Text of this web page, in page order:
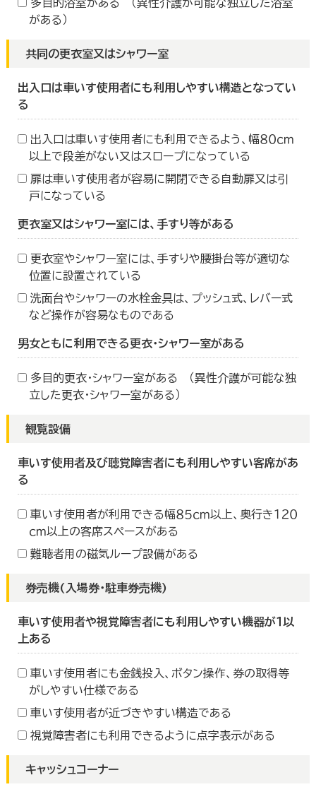
多目的浴室がある （異性介護が可能な独立した浴室
がある）
共同の更衣室又はシャワー室
出入口は車いす使用者にも利用しやすい構造となってい
る
出入口は車いす使用者にも利用できるよう、幅８０ｃｍ
以上で段差がない又はスロープになっている
扉は車いす使用者が容易に開閉できる自動扉又は引
戸になっている
更衣室又はシャワー室には、手すり等がある
更衣室やシャワー室には、手すりや腰掛台等が適切な
位置に設置されている
洗面台やシャワーの水栓金具は、プッシュ式、レバー式
など操作が容易なものである
男女ともに利用できる更衣・シャワー室がある
多目的更衣・シャワー室がある （異性介護が可能な独
立した更衣・シャワー室がある）
観覧設備
車いす使用者及び聴覚障害者にも利用しやすい客席があ
る
車いす使用者が利用できる幅８５ｃｍ以上、奥行き１２０
ｃｍ以上の客席スペースがある
難聴者用の磁気ループ設備がある
券売機(入場券・駐車券売機)
車いす使用者や視覚障害者にも利用しやすい機器が１以
上ある
車いす使用者にも金銭投入、ボタン操作、券の取得等
がしやすい仕様である
車いす使用者が近づきやすい構造である
視覚障害者にも利用できるように点字表示がある
キャッシュコーナー